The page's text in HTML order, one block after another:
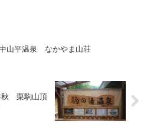
山平温泉 なかやま山荘
秋 栗駒山頂